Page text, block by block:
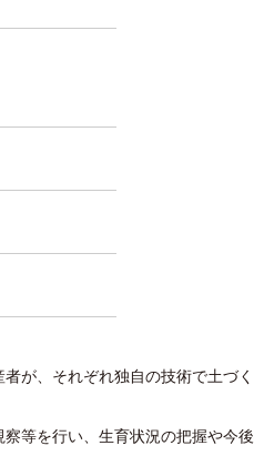
が、それぞれ独自の技術で土づ
等を行い、生育状況の把握や今